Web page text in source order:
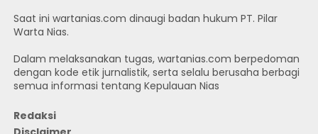
Saat ini wartanias.com dinaugi badan hukum PT. Pilar
Warta Nias.
Dalam melaksanakan tugas, wartanias.com berpedoman
dengan kode etik jurnalistik, serta selalu berusaha berbagi
semua informasi tentang Kepulauan Nias
Redaksi